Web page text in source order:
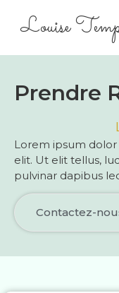
Louise
Prendre
Lorem ipsum
elit. Ut elit tellus,
pulvinar dapibus
Contactez-